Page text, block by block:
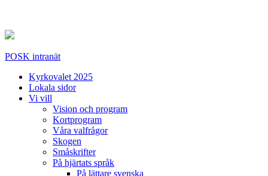
POSK intranät
Kyrkovalet 2025
Lokala sidor
Vi vill
Vision och program
Kortprogram
Våra valfrågor
Skogen
Småskrifter
På hjärtats språk
På lättare svenska